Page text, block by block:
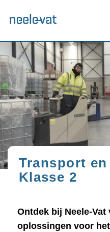
Transport
Klasse 2
Ontdek bij Neele-
oplossingen voor